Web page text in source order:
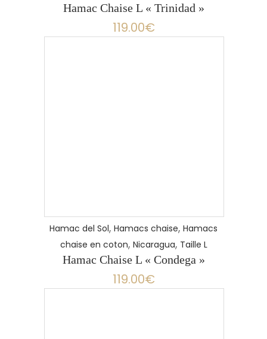
Hamac Chaise L « Trinidad »
119.00€
Hamac del Sol, Hamacs chaise, Hamacs
chaise en coton, Nicaragua, Taille L
Hamac Chaise L « Condega »
119.00€